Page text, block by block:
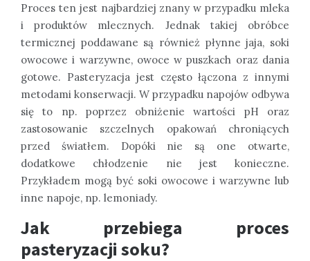
Proces ten jest najbardziej znany w przypadku mleka
i produktów mlecznych. Jednak takiej obróbce
termicznej poddawane są również płynne jaja, soki
owocowe i warzywne, owoce w puszkach oraz dania
gotowe. Pasteryzacja jest często łączona z innymi
metodami konserwacji. W przypadku napojów odbywa
się to np. poprzez obniżenie wartości pH oraz
zastosowanie szczelnych opakowań chroniących
przed światłem. Dopóki nie są one otwarte,
dodatkowe chłodzenie nie jest konieczne.
Przykładem mogą być soki owocowe i warzywne lub
inne napoje, np. lemoniady.
Jak przebiega proces
pasteryzacji soku?